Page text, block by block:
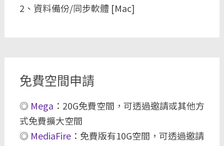
2、資料備份/同步軟體 [Mac]
免費空間申請
◎ Mega ：20G免費空間，可透過邀請或其他方
式免費擴大空間
◎ MediaFire：免費版有10G空間，可透過邀請